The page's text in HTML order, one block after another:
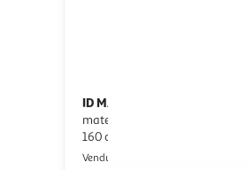
ID MARKET
matelassée nuage velours beige
160 cm
Vendu par